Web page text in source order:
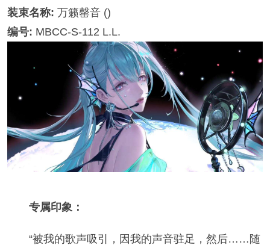
装束名称: 万籁罄音 ()
编号: MBCC-S-112 L.L.
专属印象：
“被我的歌声吸引，因我的声音驻足，然后……随